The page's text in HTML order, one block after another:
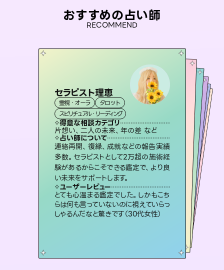
おすすめの占い師
RECOMMEND
セラピスト理恵
霊視・オーラ
タロット
スピリチュアル・リーディング
得意な相談カテゴリ
片想い、二人の未来、年の差 など
占い師について
連絡再開、復縁、成就などの報告実績
多数。セラピストとして2万超の施術経
験があるからこそできる鑑定で、より良
い未来をサポートします。
ユーザーレビュー
とても心温まる鑑定でした。しかもこち
らは何も言っていないのに視えていらっ
しゃるんだなと驚きです（30代女性）
桃源珠羽（とうげんみう）
霊視・オーラ タロット
スピリチュアル・リーディング
得意な相談カテゴリ
片想い、あの人の気持ち、復縁 など
占い師について
恋愛のお悩みの中でも特に「曖昧な関
係」の相談を得意としており、友達以上
恋人未満なお相手との今後や本音を丁
寧に読み解き恋愛成就へと導きます。
ユーザーレビュー
鑑定していただいてアドバイス通りに行
動すると仲が復活してきました。ありが
とうございました（40代 女性）
彗望（すいぼう
霊視・オーラ
スピリチュアル・リーディング
得意な相談カテゴリ
片想い、あの人の気持ち、復縁 など
占い師について
3,700年以上の歴史を持つ東洋最古の
占術「易占」で詳細まで占い、幸せへ向
かう道筋を示します。厳しい結果にも具
体的な対策をお伝えします。
ユーザーレビュー
複雑な背景もしっかり聞いて鑑定して
いただけました。気持ちが楽になりまし
た（50代 女性）
アイリス -iris-
西洋占星術
ルーン
得意な相談カテゴリ
恋愛総合、片想い、二人の未来 など
占い師について
復縁、恋愛、不倫の行方、同性愛や片思い、仕事関係や借金問題まで知りたいことや心の負担になっていることを紐解き、背中をそっと押して導きます。
ユーザーレビュー
安心感のあり、言い切ってくれる所や濁
さない鑑定のおかげで、毎回自分の気
持ちを整えられます（30代 男性）
未来視師＊花
霊視・オーラ
スピリチュアル・リーディング
得意な相談カテゴリ
出逢い、片想い、復縁 など
占い師について
未来には何パターンもの選択肢があり
ます。不安で視えにくくなっているあな
たの素敵な未来を見つけ、その未来を
選択できるようアドバイスします。
ユーザーレビュー
職場の人の性質や人間関係、本心など
本当によく視えていてびっくり。対策が
打てて前向きになれます（40代）
おう 霊感オラクル
霊視・オーラ
オラクルカード
得意な相談カテゴリ
恋愛総合、あの人の気持ち など
占い師について
霊視×オラクルカードを使って「今」と
「未来」そして「気になるあの人の気持
ち」まで丁寧に読み解き、恋や人生のヒ
ントを優しく引き出します。
ユーザーレビュー
不安な気持ちが嘘みたいに晴れまし
た…！よく視えていらっしゃるんだなと
感じました（40代 女性）